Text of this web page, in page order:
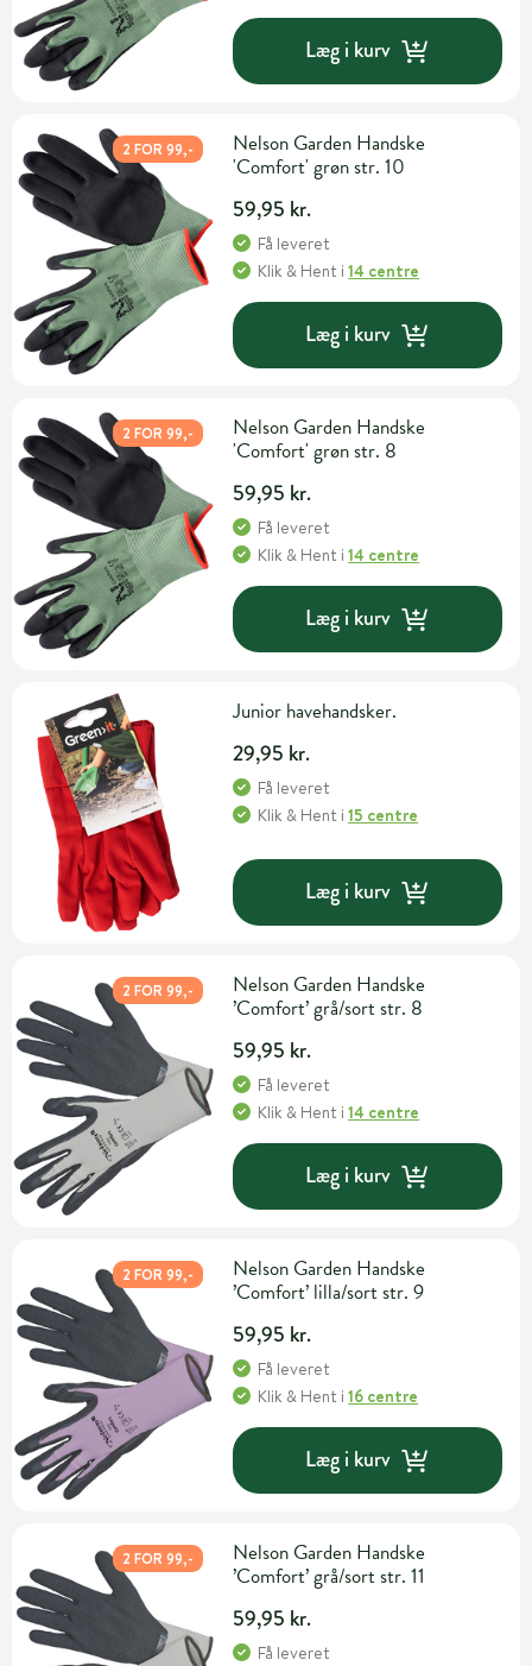
Læg i kurv
2 FOR 99,-
Nelson Garden Handske
'Comfort' grøn str. 10
59,95 kr.
Få leveret
Klik & Hent i14 centre
Læg i kurv
2 FOR 99,-
Nelson Garden Handske
'Comfort' grøn str. 8
59,95 kr.
Få leveret
Klik & Hent i14 centre
Læg i kurv
Junior havehandsker.
29,95 kr.
Få leveret
Klik & Hent i15 centre
Læg i kurv
2 FOR 99,-
Nelson Garden Handske
’Comfort’ grå/sort str. 8
59,95 kr.
Få leveret
Klik & Hent i14 centre
Læg i kurv
2 FOR 99,-
Nelson Garden Handske
’Comfort’ lilla/sort str. 9
59,95 kr.
Få leveret
Klik & Hent i16 centre
Læg i kurv
2 FOR 99,-
Nelson Garden Handske
’Comfort’ grå/sort str. 11
59,95 kr.
Få leveret